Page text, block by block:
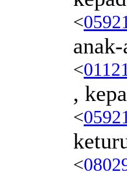
<05921
<01121
,
<05921
<